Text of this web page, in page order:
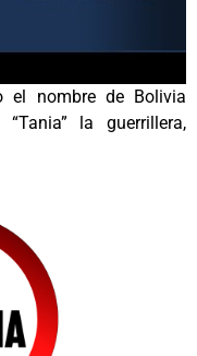
el nombre de Bolivia
la guerrillera,